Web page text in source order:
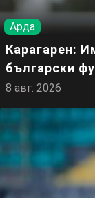
Арда
Карагарен:
български
8 авг. 2026